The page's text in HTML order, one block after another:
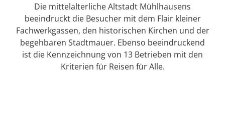
Die mittelalterliche Altstadt Mühlhausens
beeindruckt die Besucher mit dem Flair kleiner
Fachwerkgassen, den historischen Kirchen und der
begehbaren Stadtmauer. Ebenso beeindruckend
ist die Kennzeichnung von 13 Betrieben mit den
Kriterien für Reisen für Alle.